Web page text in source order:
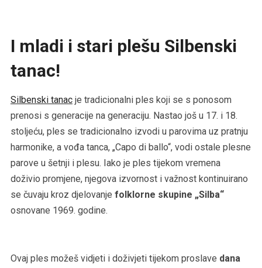
I mladi i stari plešu Silbenski
tanac!
Silbenski tanacje tradicionalni ples koji se s ponosom
prenosi s generacije na generaciju. Nastao još u 17. i 18.
stoljeću, ples se tradicionalno izvodi u parovima uz pratnju
harmonike, a vođa tanca, „Capo di ballo“, vodi ostale plesne
parove u šetnji i plesu. Iako je ples tijekom vremena
doživio promjene, njegova izvornost i važnost kontinuirano
se čuvaju kroz djelovanje folklorne skupine „Silba“
osnovane 1969. godine.
Ovaj ples možeš vidjeti i doživjeti tijekom proslave dana